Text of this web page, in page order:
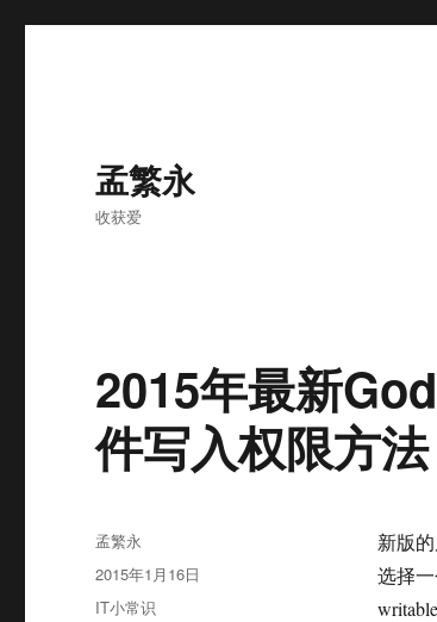
孟繁永
收获爱
2015年最新
件写入权限方法
新版
选择
作
者
孟繁永
发
布
2015年1月16日
分
IT小常识